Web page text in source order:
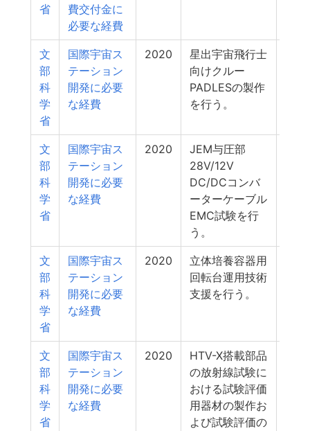
省
費交付金に
必要な経費
文
部
科
学
省
国際宇宙ス
テーション
開発に必要
な経費
2020
星出宇宙飛行士
向けクルー
PADLESの製作
を行う。
文
部
科
学
省
国際宇宙ス
テーション
開発に必要
な経費
2020
JEM与圧部
28V/12V
DC/DCコンバ
ーターケーブル
EMC試験を行
う。
文
部
科
学
省
国際宇宙ス
テーション
開発に必要
な経費
2020
立体培養容器用
回転台運用技術
支援を行う。
文
部
科
学
省
国際宇宙ス
テーション
開発に必要
な経費
2020
HTV-X搭載部品
の放射線試験に
おける試験評価
用器材の製作お
よび試験評価の